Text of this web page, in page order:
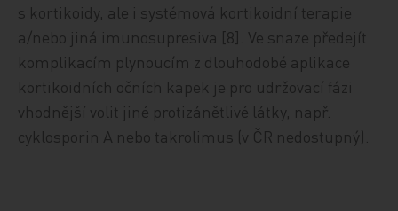
s kortikoidy, ale i systémová kortikoidní terapie
a/nebo jiná imunosupresiva [8]. Ve snaze předejít
komplikacím plynoucím z dlouhodobé aplikace
kortikoidních očních kapek je pro udržovací fázi
vhodnější volit jiné protizánětlivé látky, např.
cyklosporin A nebo takrolimus (v ČR nedostupný).